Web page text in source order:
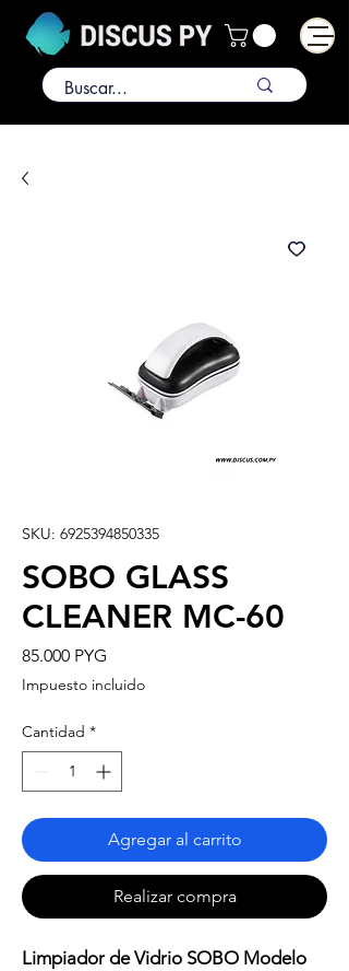
SKU: 6925394850335
SOBO GLASS
CLEANER MC-60
85.000 PYG
Impuesto incluido
Cantidad *
Agregar al carrito
Realizar compra
Limpiador de Vidrio SOBO Modelo